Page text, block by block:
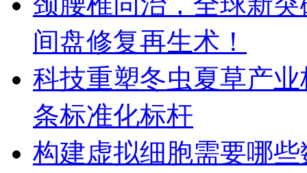
间盘修复再生术！
科技重塑冬虫夏草产
条标准化标杆
构建虚拟细胞需要哪